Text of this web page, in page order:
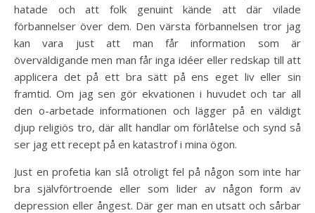
hatade och att folk genuint kände att där vilade
förbannelser över dem. Den värsta förbannelsen tror jag
kan vara just att man får information som är
överväldigande men man får inga idéer eller redskap till att
applicera det på ett bra sätt på ens eget liv eller sin
framtid. Om jag sen gör ekvationen i huvudet och tar all
den o-arbetade informationen och lägger på en väldigt
djup religiös tro, där allt handlar om förlåtelse och synd så
ser jag ett recept på en katastrof i mina ögon.
Just en profetia kan slå otroligt fel på någon som inte har
bra självförtroende eller som lider av någon form av
depression eller ångest. Där ger man en utsatt och sårbar